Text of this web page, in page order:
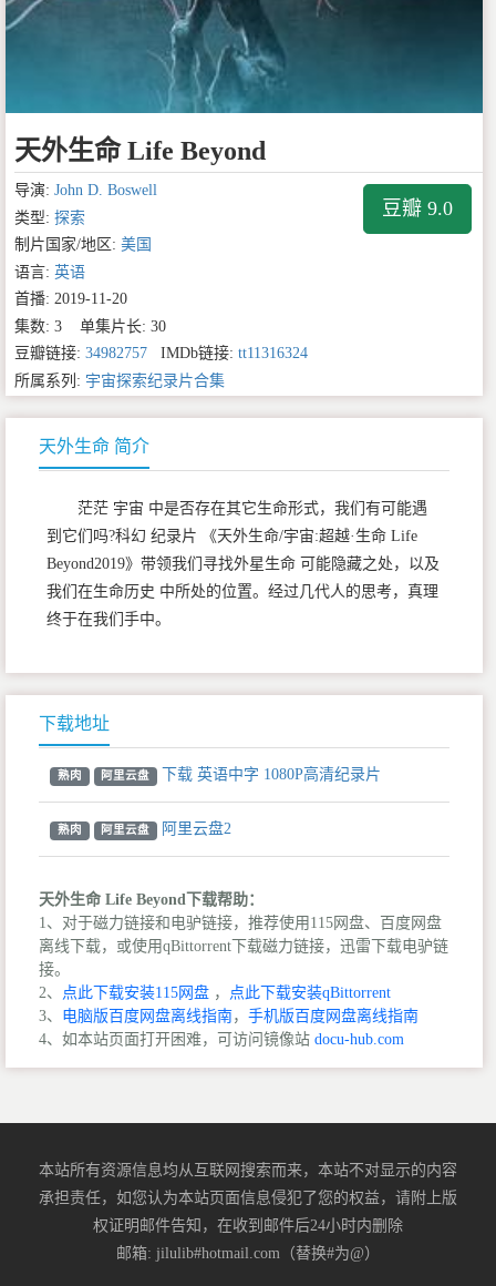
天外生命 Life Beyond
豆瓣 9.0
导演: John D. Boswell
类型: 探索
制片国家/地区: 美国
语言: 英语
首播: 2019-11-20
集数: 3 单集片长: 30
豆瓣链接: 34982757 IMDb链接: tt11316324
所属系列: 宇宙探索纪录片合集
天外生命 简介
茫茫 宇宙 中是否存在其它生命形式，我们有可能遇
到它们吗?科幻 纪录片 《天外生命/宇宙:超越·生命 Life
Beyond2019》带领我们寻找外星生命 可能隐藏之处，以及
我们在生命历史 中所处的位置。经过几代人的思考，真理
终于在我们手中。
下载地址
熟肉 阿里云盘 下载 英语中字 1080P高清纪录片
熟肉 阿里云盘 阿里云盘2
天外生命 Life Beyond下载帮助：
1、对于磁力链接和电驴链接，推荐使用115网盘、百度网盘
离线下载，或使用qBittorrent下载磁力链接，迅雷下载电驴链
接。
2、 点此下载安装115网盘 ， 点此下载安装qBittorrent
3、 电脑版百度网盘离线指南， 手机版百度网盘离线指南
4、如本站页面打开困难，可访问镜像站 docu-hub.com
本站所有资源信息均从互联网搜索而来，本站不对显示的内容
承担责任，如您认为本站页面信息侵犯了您的权益，请附上版
权证明邮件告知，在收到邮件后24小时内删除
邮箱: jilulib#hotmail.com（替换#为@）